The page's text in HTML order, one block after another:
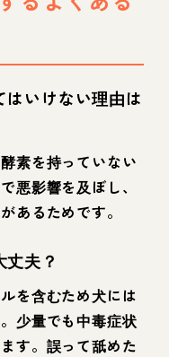
いけない理由は
素を持っていない
悪影響を及ぼし、
あるためです。
夫？
を含むため犬には
少量でも中毒症状
す。誤って舐めた